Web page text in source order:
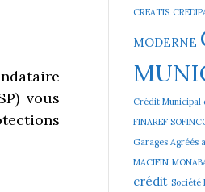
vous
CREATIS
MODERNE
Crédit Municipal
FINAREF
Garages Agréés
MACIFIN
crédit Société